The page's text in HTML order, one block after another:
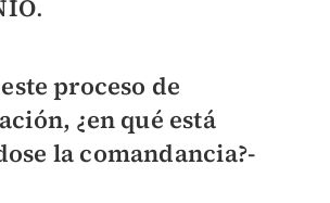
.
proceso de
¿en qué está
la comandancia?-